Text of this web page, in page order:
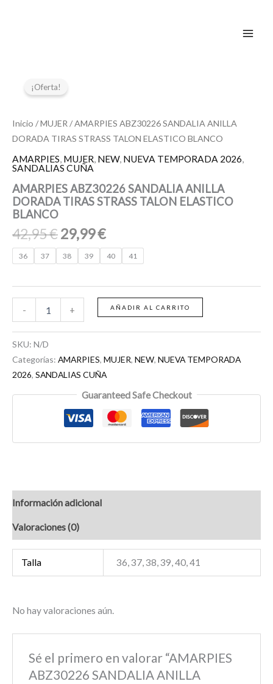
¡Oferta!
Inicio /MUJER / AMARPIES ABZ30226 SANDALIA ANILLA
DORADA TIRAS STRASS TALON ELASTICO BLANCO
AMARPIES, MUJER, NEW, NUEVA TEMPORADA 2026,
SANDALIAS CUÑA
AMARPIES ABZ30226 SANDALIA ANILLA
DORADA TIRAS STRASS TALON ELASTICO
BLANCO
42,95€
era:
42,95 €.
29,99€
es:
29,99 €.
36 37 38 39 40 41
-
ABZ30226
SANDALIA
DORADA
STRASS
TALON
ELASTICO
cantidad
+ AÑADIR AL CARRITO
SKU: N/D
Categorías: AMARPIES, MUJER, NEW, NUEVA TEMPORADA
2026, SANDALIAS CUÑA
Guaranteed Safe Checkout
Información adicional
Valoraciones (0)
Talla 36, 37, 38, 39, 40, 41
No hay valoraciones aún.
Sé el primero en valorar “AMARPIES
ABZ30226 SANDALIA ANILLA